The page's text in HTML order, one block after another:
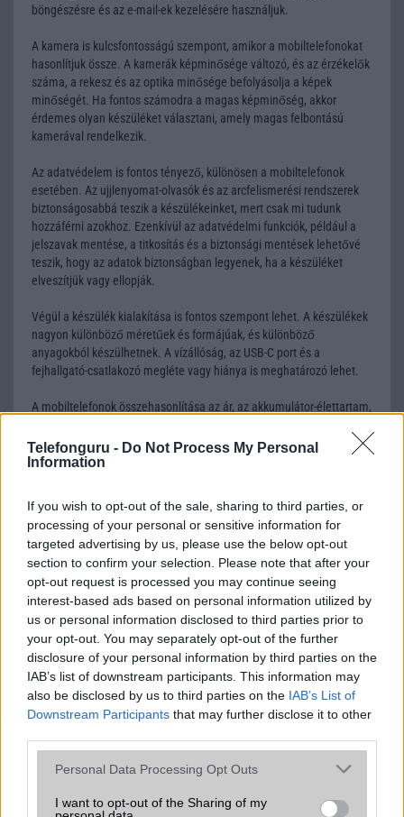
Telefonguru - Do Not Process My Personal
Information
If you wish to opt-out of the sale, sharing to third parties, or
processing of your personal or sensitive information for
targeted advertising by us, please use the below opt-out
section to confirm your selection. Please note that after your
opt-out request is processed you may continue seeing
interest-based ads based on personal information utilized by
us or personal information disclosed to third parties prior to
your opt-out. You may separately opt-out of the further
disclosure of your personal information by third parties on the
IAB’s list of downstream participants. This information may
also be disclosed by us to third parties on the IAB’s List of
Downstream Participants that may further disclose it to other
Please note that this website/app uses one or more Google
not limited to your visit or usage behaviour. You may click to
Personal Data Processing Opt Outs
I want to opt-out of the Sharing of my
böngészésre és az e-mail-ek kezelésére használjuk.
A kamera is kulcsfontosságú szempont, amikor a mobiltelefonokat
hasonlítjuk össze. A kamerák képminősége változó, és az érzékelők
száma, a rekesz és az optika minősége befolyásolja a képek
minőségét. Ha fontos számodra a magas képminőség, akkor
érdemes olyan készüléket választani, amely magas felbontású
kamerával rendelkezik.
Az adatvédelem is fontos tényező, különösen a mobiltelefonok
esetében. Az ujjlenyomat-olvasók és az arcfelismerési rendszerek
biztonságosabbá teszik a készülékeinket, mert csak mi tudunk
hozzáférni azokhoz. Ezenkívül az adatvédelmi funkciók, például a
jelszavak mentése, a titkosítás és a biztonsági mentések lehetővé
teszik, hogy az adatok biztonságban legyenek, ha a készüléket
elveszítjük vagy ellopják.
Végül a készülék kialakítása is fontos szempont lehet. A készülékek
nagyon különböző méretűek és formájúak, és különböző
anyagokból készülhetnek. A vízállóság, az USB-C port és a
fejhallgató-csatlakozó megléte vagy hiánya is meghatározó lehet.
A mobiltelefonok összehasonlítása az ár, az akkumulátor-élettartam,
kialakítás szempontjából döntő fontosságú lehet. Ezek a
szempontok kritikusak ahhoz, hogy megtaláljuk azokat a
Végül azt is fontos tudni, hogy a mobiltelefonok összehasonlítása
során minden felhasználó egyéni preferenciákkal rendelkezik, így a
választásuk eltérhet. Azonban azok, akik számára fontos a nagyobb
kijelző, hosszabb üzemidő, hatékony
MOBILTELEFON MÁRKÁK
Apple
Huawei